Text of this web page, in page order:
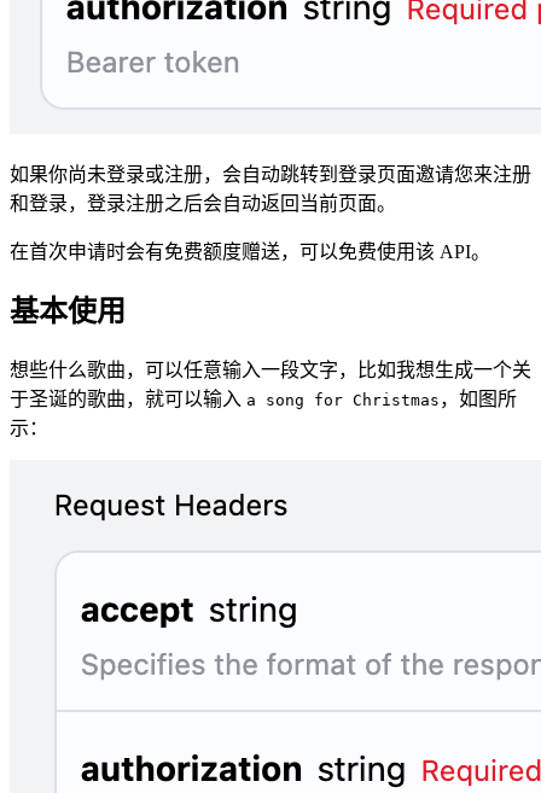
如果你尚未登录或注册，会自动跳转到登录页面邀请您来注册
和登录，登录注册之后会自动返回当前页面。
在首次申请时会有免费额度赠送，可以免费使用该 API。
基本使用
想些什么歌曲，可以任意输入一段文字，比如我想生成一个关
于圣诞的歌曲，就可以输入 a song for Christmas ，如图所
示：